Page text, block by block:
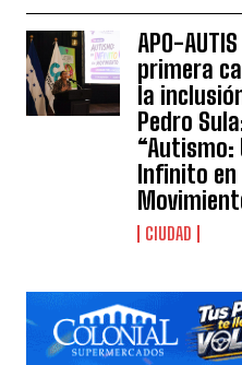
APO-
primera
la
Pedro
“Autismo:
Infinito en
CIUDAD